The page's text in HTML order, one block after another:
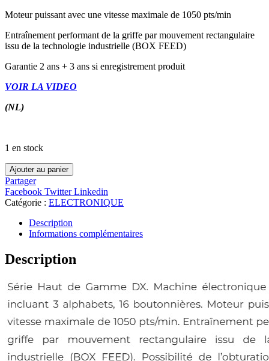
Moteur puissant avec une vitesse maximale de 1050 pts/min
Entraînement performant de la griffe par mouvement rectangulaire
issu de la technologie industrielle (BOX FEED)
Garantie 2 ans + 3 ans si enregistrement produit
VOIR LA VIDEO
(NL)
1 en stock
Ajouter au panier
Partager
Facebook TwitterLinkedin
Catégorie : ELECTRONIQUE
Description
Informations complémentaires
Description